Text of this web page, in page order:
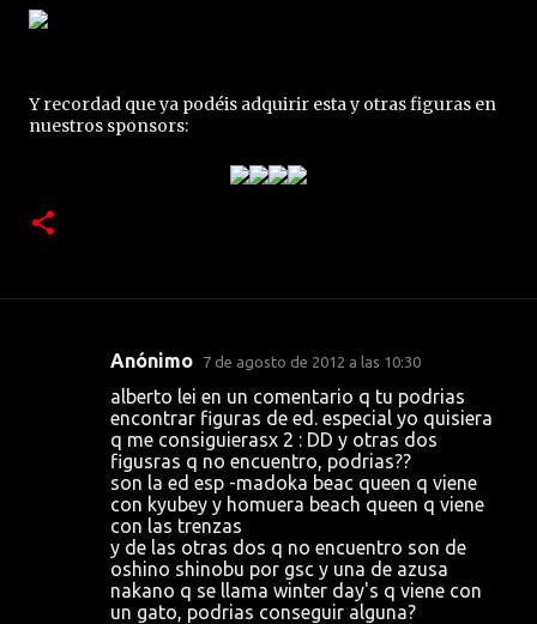
Y recordad que ya podéis adquirir esta y otras figuras en
nuestros sponsors:
Anónimo 7 de agosto de 2012 a las 10:30
alberto lei en un comentario q tu podrias
encontrar figuras de ed. especial yo quisiera
q me consiguierasx 2 : DD y otras dos
figusras q no encuentro, podrias??
son la ed esp -madoka beac queen q viene
con kyubey y homuera beach queen q viene
con las trenzas
y de las otras dos q no encuentro son de
oshino shinobu por gsc y una de azusa
nakano q se llama winter day's q viene con
un gato, podrias conseguir alguna?